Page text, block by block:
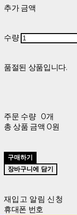
추가 금액
수량
품절된 상품입니다.
주문 수량 0개
총 상품 금액 0원
구매하기
장바구니에 담기
재입고 알림 신청
휴대폰 번호